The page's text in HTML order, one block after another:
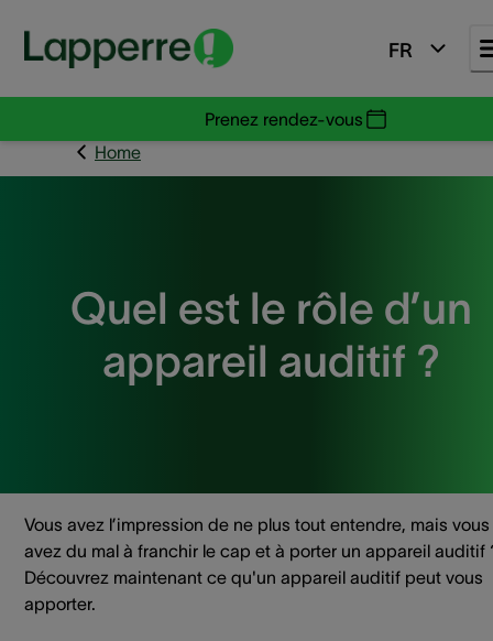
FR
Prenez rendez-vous
Home
Quel est le rôle d’un
appareil auditif ?
Vous avez l’impression de ne plus tout entendre, mais vous
avez du mal à franchir le cap et à porter un appareil auditif
Découvrez maintenant ce qu'un appareil auditif peut vous
apporter.